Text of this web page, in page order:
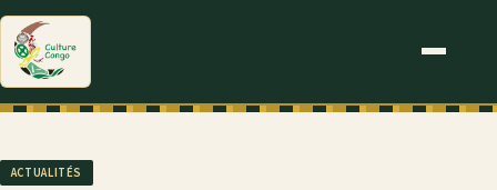
ACTUALITÉS